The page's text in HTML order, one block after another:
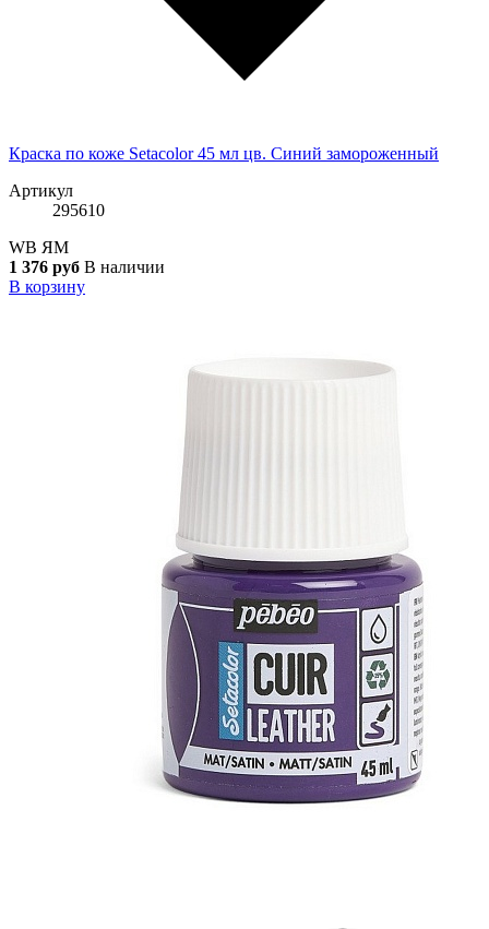
Краска по коже Setacolor 45 мл цв. Синий замороженный
Артикул
295610
WB ЯМ
1 376 руб В наличии
В корзину